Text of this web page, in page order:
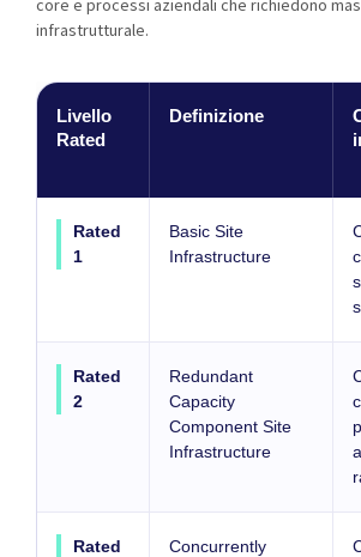
core e processi aziendali che richiedono
infrastrutturale.
Livello
Rated
Definizione
Rated
1
Basic Site
Infrastructure
Rated
2
Redundant
Capacity
Component Site
Infrastructure
Rated
Concurrently